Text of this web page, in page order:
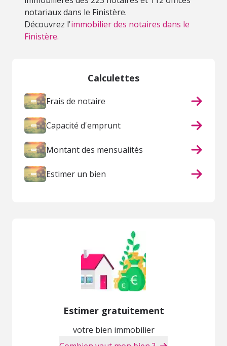
notariaux dans le Finistère.
Découvrez l'immobilier des notaires dans le
Finistère.
Calculettes
Frais de notaire
Capacité d'emprunt
Montant des mensualités
Estimer un bien
Estimer gratuitement
votre bien immobilier